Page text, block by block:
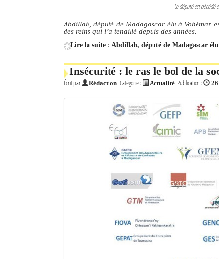
Le député est décédé
Abdillah, député de Madagascar élu à Vohémar
des reins qui l’a tenaillé depuis des années.
Lire la suite : Abdillah, député de Madagascar élu
Insécurité : le ras le bol de la
Écrit par Rédaction Catégorie : Actualité Publication :